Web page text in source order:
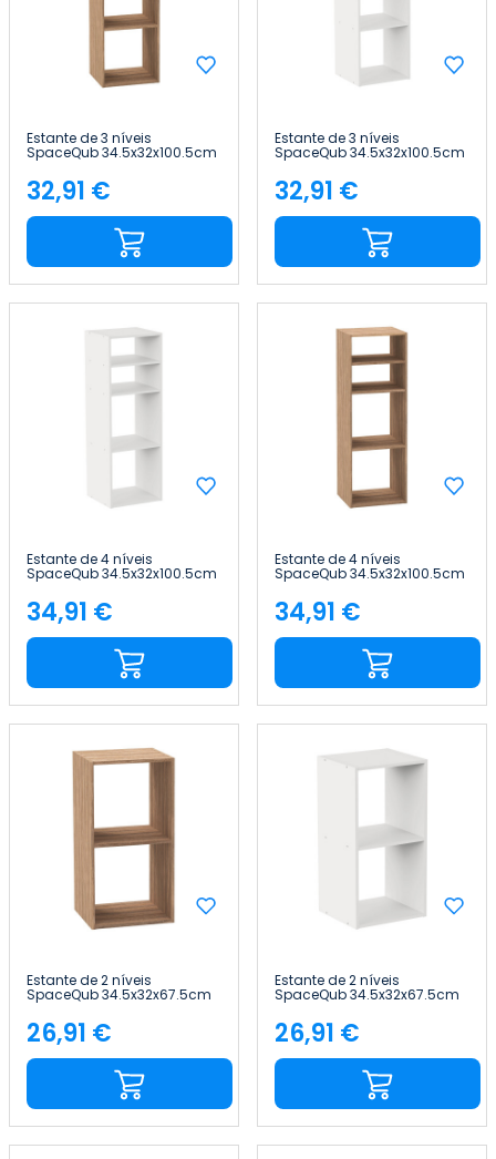
Estante de 3 níveis
SpaceQub 34.5x32x100.5cm
7house
Preço
32,91 €
Estante de 3 níveis
SpaceQub 34.5x32x100.5cm
7house
Preço
32,91 €
Estante de 4 níveis
SpaceQub 34.5x32x100.5cm
7house
Preço
34,91 €
Estante de 4 níveis
SpaceQub 34.5x32x100.5cm
7house
Preço
34,91 €
Estante de 2 níveis
SpaceQub 34.5x32x67.5cm
7house
Preço
26,91 €
Estante de 2 níveis
SpaceQub 34.5x32x67.5cm
7house
Preço
26,91 €